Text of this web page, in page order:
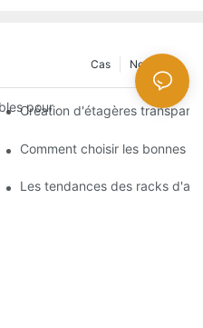
Nouvelles
Cas
pour les supermarchés: une
Création d'étagères
des conceptions créatives de
Comment choisir les bonnes
les meilleurs racks pour
Les tendances des racks